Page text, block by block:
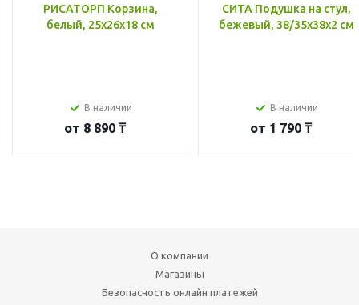
РИСАТОРП Корзина,
белый, 25x26x18 см
В наличии
от 8 890 ₸
СИТА Подушка на стул,
бежевый, 38/35x38x2 см
В наличии
от 1 790 ₸
О компании
Магазины
Безопасность онлайн платежей